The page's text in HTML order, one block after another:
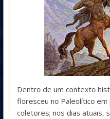
Dentro de um contexto
floresceu no Paleolítico
coletores; nos dias atuais,